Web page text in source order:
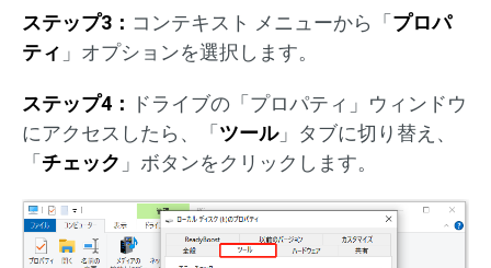
ステップ3： コンテキスト メニューから「 プロパ
ティ 」オプションを選択します。
ステップ4：
ドライブの「プロパティ」ウィンドウ
にアクセスしたら、「 ツール」タブに切り替え、
「 チェック 」ボタンをクリックします。